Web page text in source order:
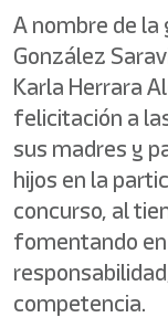
A nombre de
González
Karla Herrara
felicitación a
sus madres y
hijos en la
concurso, al
fomentando
competencia.